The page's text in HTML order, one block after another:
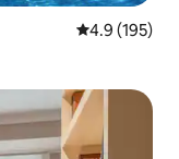
Calificación
4.9 (195)